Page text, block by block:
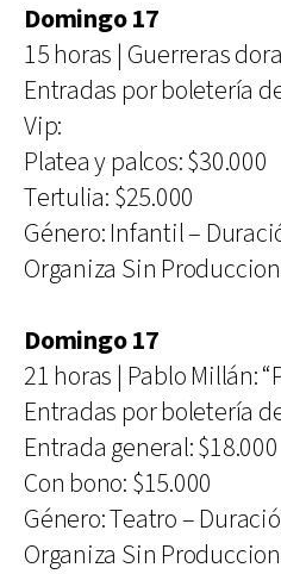
Domingo 17
15 horas | Guerreras
Entradas por boletería
Vip:
Platea y palcos: $30.000
Tertulia: $25.000
Género: Infantil –
Organiza Sin
Domingo 17
21 horas | Pablo Millán:
Entradas por boletería
Entrada general: $18.000
Con bono: $15.000
Género: Teatro –
Organiza Sin